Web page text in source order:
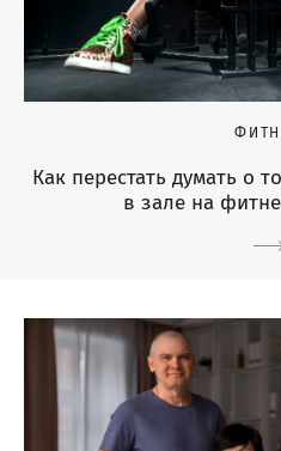
Как перестать думать о
в зале на